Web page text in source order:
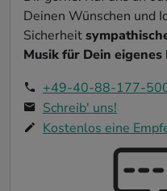
Deinen Wünschen und
Sicherheit
Musik für Dein eigenes
+49-40-88-177-
Schreib' uns!
Kostenlos eine